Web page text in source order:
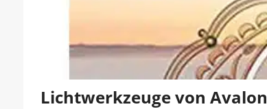
Lichtwerkzeuge von Avalon